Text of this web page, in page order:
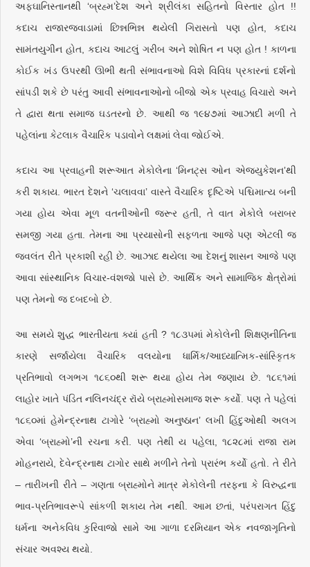
અફઘાનિસ્તાનથી ‘બ્રહ્મ’દેશ અને શ્રીલંકા સહિતનો વિસ્તાર હોત !!
કદાચ રાજારજવાડામાં છિન્નભિન્ન થયેલી ગિરાસતો પણ હોત, કદાચ
સામંતયુગીન હોત, કદાચ આટલું ગરીબ અને શોષિત ન પણ હોત ! કાળના
કોઈક ખંડ ઉપરથી ઊભી થતી સંભાવનાઓ વિશે વિવિધ પ્રકારનાં દર્શનો
સાંપડી શકે છે પરંતુ આવી સંભાવનાઓનો બીજો એક પ્રવાહ વિચારો અને
તે દ્વારા થતા સમાજ ઘડતરનો છે. આથી જ ૧૯૪૭માં આઝાદી મળી તે
પહેલાંના કેટલાક વૈચારિક પડાવોને લક્ષમાં લેવા જોઈએ.
કદાચ આ પ્રવાહની શરૂઆત મેકોલેના ‘મિનટ્‌સ ઓન એજ્યુકેશન’થી
કરી શકાય. ભારત દેશને ‘ચલાવવા’ વાસ્તે વૈચારિક દૃષ્ટિએ પશ્ચિમાત્ય બની
ગયા હોય એવા મૂળ વતનીઓની જરૂર હતી, તે વાત મેકોલે બરાબર
સમજી ગયા હતા. તેમના આ પ્રયાસોની સફળતા આજે પણ એટલી જ
જ્વલંત રીતે પ્રકાશી રહી છે. આઝાદ થયેલા આ દેશનું શાસન આજે પણ
આવા સાંસ્થાનિક વિચાર-વંશજો પાસે છે. આર્થિક અને સામાજિક ક્ષેત્રોમાં
પણ તેમનો જ દબદબો છે.
આ સમયે શુદ્ધ ભારતીયતા ક્યાં હતી ? ૧૮૩૫માં મેકોલેની શિક્ષણનીતિના
કારણે સર્જાયેલા વૈચારિક વલયોના ધાર્મિક/આધ્યાત્મિક-સાંસ્કૃિતક
પ્રતિભાવો લગભગ ૧૮૬૦થી શરૂ થયા હોય તેમ જણાય છે. ૧૮૬૧માં
લાહોર ખાતે પંડિત નલિનચંદ્ર રૉયે બ્રાહ્મોસમાજ શરૂ કર્યો. પણ તે પહેલાં
૧૮૬૦માં હેમેન્દ્રનાથ ટાગોરે ‘બ્રાહ્મો અનુષ્ઠાન’ લખી હિંદુઓથી અલગ
એવા ‘બ્રાહ્મો’ની રચના કરી. પણ તેથી ય પહેલા, ૧૮૨૮માં રાજા રામ
મોહનરાયે, દેવેન્દ્રનાથ ટાગોર સાથે મળીને તેનો પ્રારંભ કર્યો હતો. તે રીતે
– તારીખની રીતે – ગણતા બ્રાહ્મોને માત્ર મેકોલેની તરફના કે વિરુદ્ધના
ભાવ-પ્રતિભાવરૂપે સાંકળી શકાય તેમ નથી. આમ છતાં, પરંપરાગત હિંદુ
ધર્મના અનેકવિધ કુરિવાજો સામે આ ગાળા દરમિયાન એક નવજાગૃતિનો
સંચાર અવશ્ય થયો.